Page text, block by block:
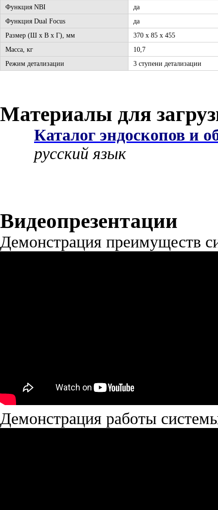
Функция NBI
да
Функция Dual Focus
да
Размер (Ш х В х Г), мм
370 х 85 х 455
Масса, кг
10,7
Режим детализации
3 ступени детализации
Материалы для
Каталог эндоскопов и
русский язык
Видеопрезентации
Демонстрация преимуществ
Демонстрация работы